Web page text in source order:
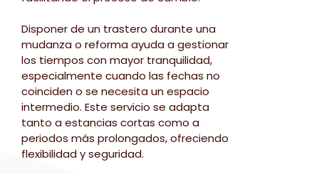
Disponer de un trastero durante una
mudanza o reforma ayuda a gestionar
los tiempos con mayor tranquilidad,
especialmente cuando las fechas no
coinciden o se necesita un espacio
intermedio. Este servicio se adapta
tanto a estancias cortas como a
periodos más prolongados, ofreciendo
flexibilidad y seguridad.